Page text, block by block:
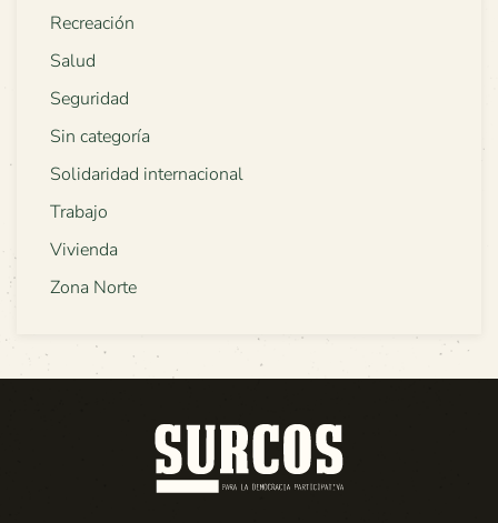
Recreación
Salud
Seguridad
Sin categoría
Solidaridad internacional
Trabajo
Vivienda
Zona Norte